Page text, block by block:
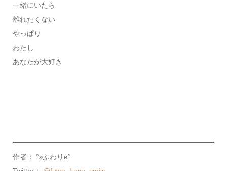
一緒にいたら
離れたくない
やっぱり
わたし
あなたが大好き
作者： °ʚふわりɞ°